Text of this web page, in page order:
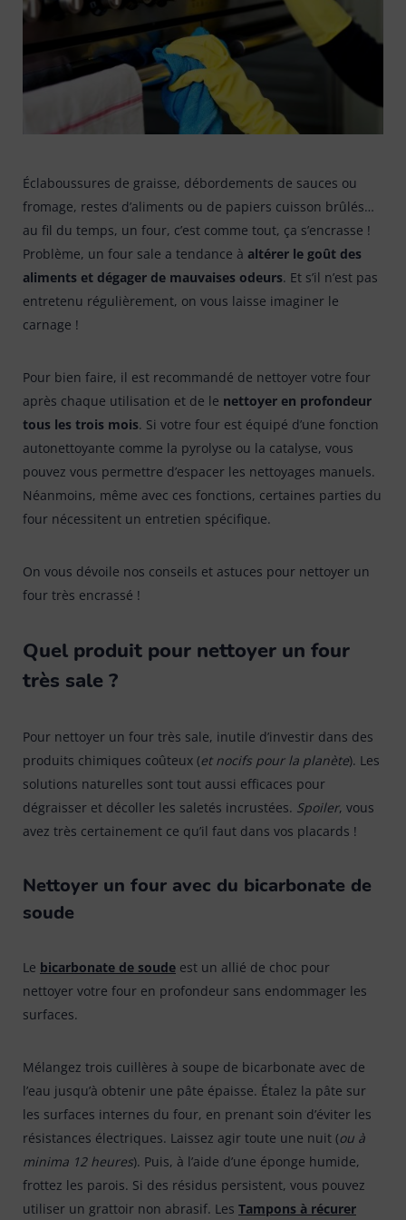
Tapis évier & protection
Tapis paillasson 22
Bonnes affaires
Éclaboussures de graisse, débordements de sauces ou
fromage, restes d’aliments ou de papiers cuisson brûlés…
au fil du temps, un four, c’est comme tout, ça s’encrasse !
Problème, un four sale a tendance à altérer le goût des
aliments et dégager de mauvaises odeurs. Et s’il n’est pas
entretenu régulièrement, on vous laisse imaginer le
carnage !
Pour bien faire, il est recommandé de nettoyer votre four
après chaque utilisation et de le nettoyer en profondeur
tous les trois mois. Si votre four est équipé d’une fonction
autonettoyante comme la pyrolyse ou la catalyse, vous
pouvez vous permettre d’espacer les nettoyages manuels.
Néanmoins, même avec ces fonctions, certaines parties du
four nécessitent un entretien spécifique.
On vous dévoile nos conseils et astuces pour nettoyer un
four très encrassé !
Quel produit pour nettoyer un four
très sale ?
Pour nettoyer un four très sale, inutile d’investir dans des
produits chimiques coûteux (et nocifs pour la planète). Les
solutions naturelles sont tout aussi efficaces pour
dégraisser et décoller les saletés incrustées. Spoiler, vous
avez très certainement ce qu’il faut dans vos placards !
Nettoyer un four avec du bicarbonate de
soude
Le bicarbonate de soude est un allié de choc pour
nettoyer votre four en profondeur sans endommager les
surfaces.
Mélangez trois cuillères à soupe de bicarbonate avec de
l’eau jusqu’à obtenir une pâte épaisse. Étalez la pâte sur
les surfaces internes du four, en prenant soin d’éviter les
résistances électriques. Laissez agir toute une nuit (ou à
minima 12 heures). Puis, à l’aide d’une éponge humide,
frottez les parois. Si des résidus persistent, vous pouvez
utiliser un grattoir non abrasif. Les Tampons à récurer